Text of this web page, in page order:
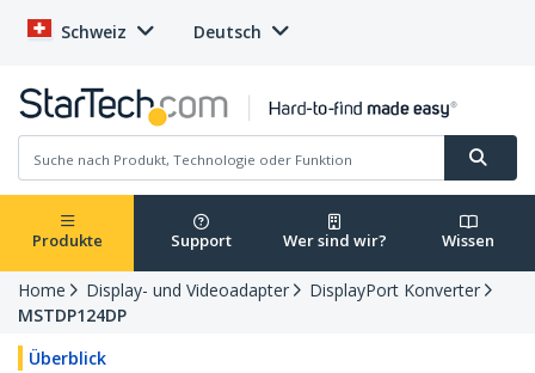
Schweiz Deutsch
Produkte Support Wer sind wir? Wissen
Home Display- und Videoadapter
DisplayPort Konverter
MSTDP124DP
Überblick